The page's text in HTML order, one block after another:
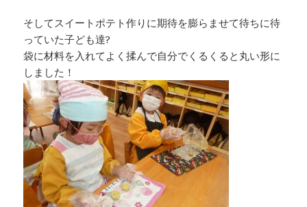
そしてスイートポテト作りに期待を膨らませて待ちに待
っていた子ども達?
袋に材料を入れてよく揉んで自分でくるくると丸い形に
しました！